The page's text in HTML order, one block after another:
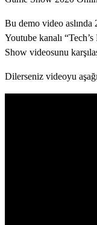
Bu demo video aslında
Youtube kanalı
Show videosunu
Dilerseniz videoyu